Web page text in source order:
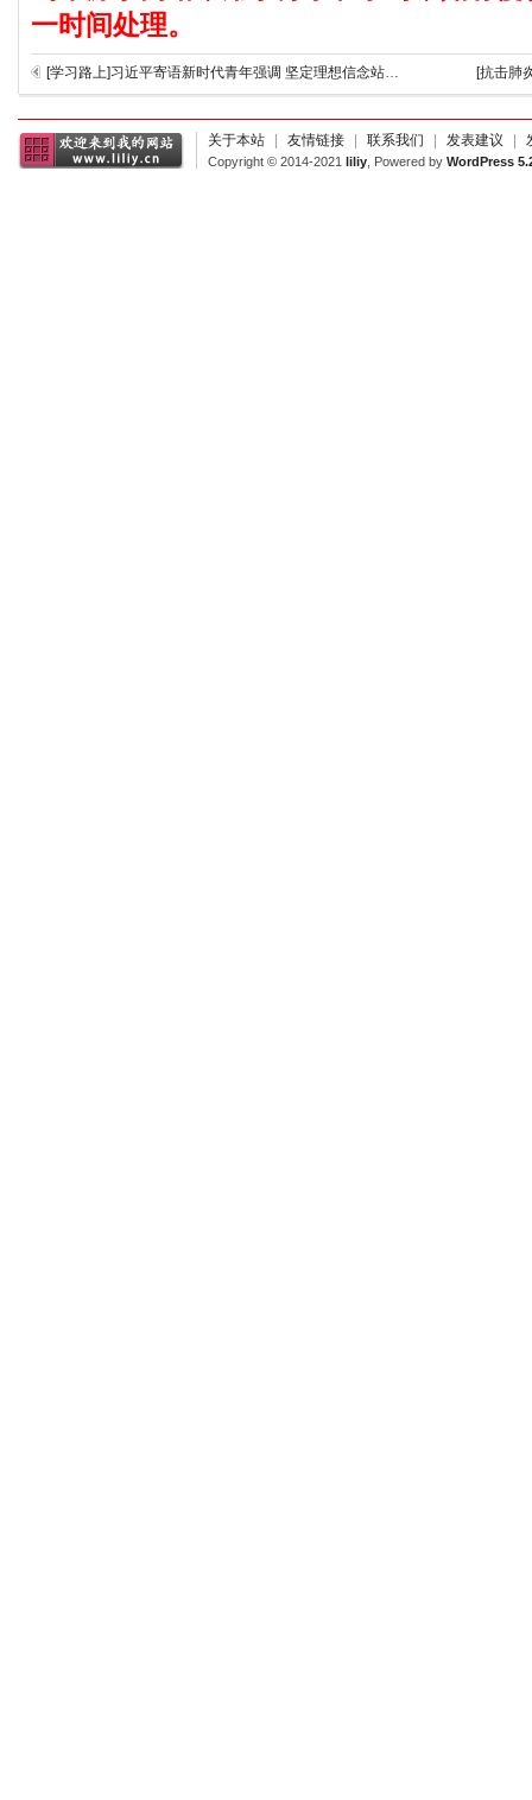
一时间处理。
[学习路上]习近平寄语新时代青年强调 坚定理想信念站稳人民立场 练就过硬本领投身强国伟业 向全国各族青年致以节日的祝贺和诚挚的问候 [抗击肺
关于本站 友情链接 联系我们 发表建议
Copyright © 2014-2021 liliy , Powered by WordPress